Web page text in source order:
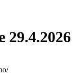
29.4.2026